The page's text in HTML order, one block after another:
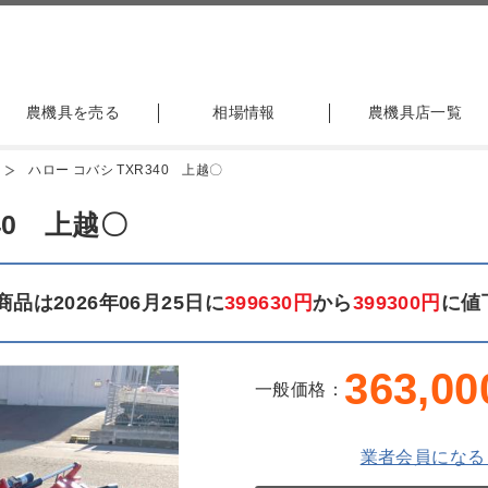
農機具を売る 相場情報 農機具店一覧
ハロー コバシ TXR340 上越〇
上越〇
品は2026年06月25日に399630円から399300円 に値
一般価格：
業者会員にな